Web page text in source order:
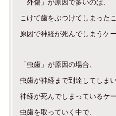
「外傷」が原因で多いのは、
こけて歯をぶつけてしまった
原因で神経が死んでしまうケー
「虫歯」が原因の場合、
虫歯が神経まで到達してしまい
神経が死んでしまっているケ
虫歯を取っていく中で、